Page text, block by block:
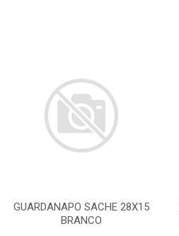
GUARDANAPO SACHE 28X15
BRANCO